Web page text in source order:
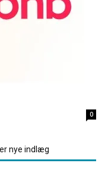
0
nye indlæg